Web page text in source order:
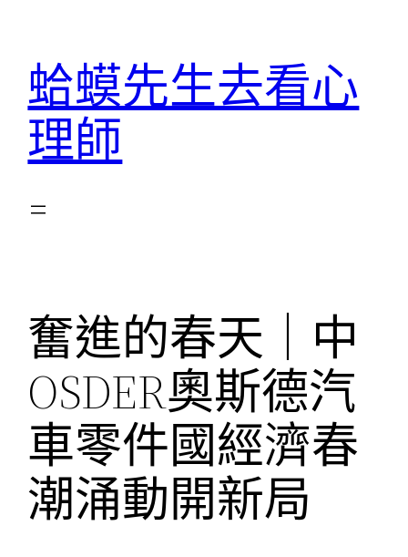
蛤蟆先生去看心
理師
奮進的春天｜中
OSDER奧斯德汽
車零件國經濟春
潮涌動開新局